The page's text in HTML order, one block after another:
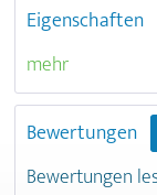
Eigenschaften
mehr
Bewertungen
Bewertungen